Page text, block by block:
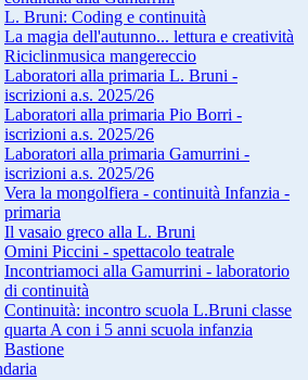
L. Bruni: Coding e continuità
La magia dell'autunno... lettura e creatività
Riciclinmusica mangereccio
Laboratori alla primaria L. Bruni -
iscrizioni a.s. 2025/26
Laboratori alla primaria Pio Borri -
iscrizioni a.s. 2025/26
Laboratori alla primaria Gamurrini -
iscrizioni a.s. 2025/26
Vera la mongolfiera - continuità Infanzia -
primaria
Il vasaio greco alla L. Bruni
Omini Piccini - spettacolo teatrale
Incontriamoci alla Gamurrini - laboratorio
di continuità
Continuità: incontro scuola L.Bruni classe
quarta A con i 5 anni scuola infanzia
Bastione